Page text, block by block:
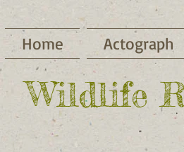
Home Actograph
​Wildlife